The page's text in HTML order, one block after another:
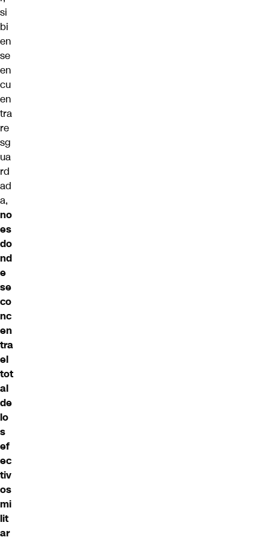
si
bi
en
se
en
cu
en
tra
re
sg
ua
rd
ad
a,
no
es
do
nd
e
se
co
nc
en
tra
el
tot
al
de
lo
s
ef
ec
tiv
os
mi
lit
ar